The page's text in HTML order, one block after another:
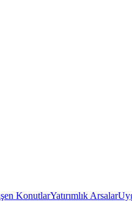
KonutlarYatırımlık Arsalar